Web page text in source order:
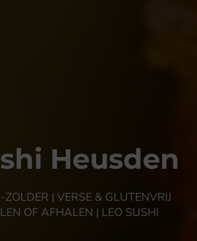
Heusden
| VERSE & GLUTENVRIJ
OF AFHALEN | LEO SUSHI